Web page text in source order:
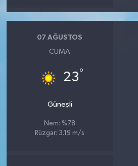
07 AĞUSTOS
CUMA
23°
Güneşli
Nem: %78
Rüzgar: 3.19 m/s